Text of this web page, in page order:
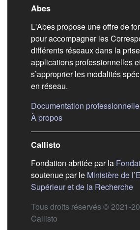
Liens de
Abes
L'Abes propose une offre de
pour accompagner les
différents réseaux dans la
applications professionnelles
s’approprier les modalités
en réseau.
Documentation professionnelle
À propos(s'ouvre dans un
Callisto
Fondation abritée par la
soutenue par le Ministère de
Supérieur et de la Recherche
Tous droits réservés © 2021-
Callisto